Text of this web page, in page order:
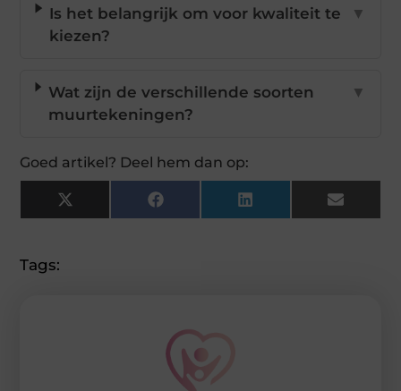
Is het belangrijk om voor kwaliteit te
kiezen?
▼
Wat zijn de verschillende soorten
muurtekeningen?
▼
Goed artikel? Deel hem dan op:
X
(Twitter)
Facebook LinkedIn Email
Tags: